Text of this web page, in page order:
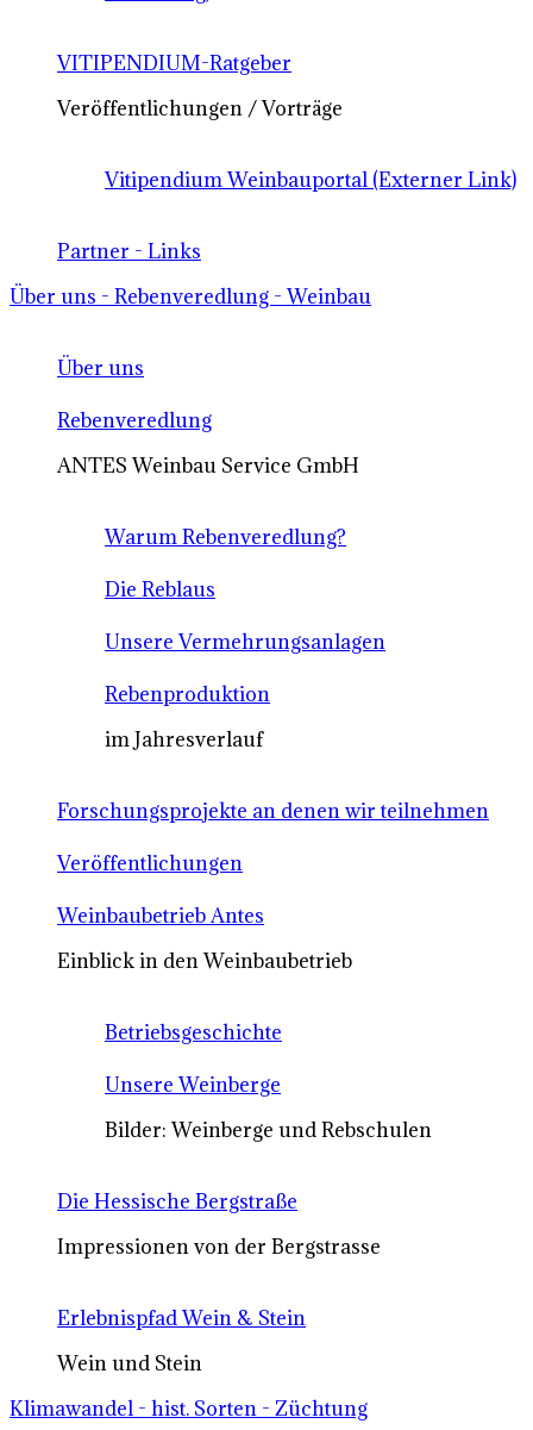
VITIPENDIUM-Ratgeber
Veröffentlichungen / Vorträge
Vitipendium Weinbauportal (Externer Link)
Partner - Links
Über uns - Rebenveredlung - Weinbau
Über uns
Rebenveredlung
ANTES Weinbau Service GmbH
Warum Rebenveredlung?
Die Reblaus
Unsere Vermehrungsanlagen
Rebenproduktion
im Jahresverlauf
Forschungsprojekte an denen wir teilnehmen
Veröffentlichungen
Weinbaubetrieb Antes
Einblick in den Weinbaubetrieb
Betriebsgeschichte
Unsere Weinberge
Bilder: Weinberge und Rebschulen
Die Hessische Bergstraße
Impressionen von der Bergstrasse
Erlebnispfad Wein & Stein
Wein und Stein
Klimawandel - hist. Sorten - Züchtung